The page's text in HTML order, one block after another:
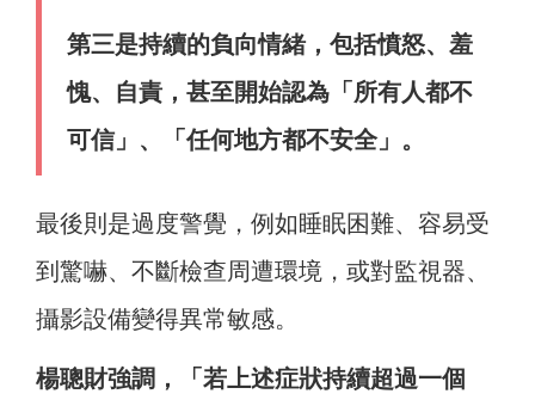
第三是持續的負向情緒，包括憤怒、羞
愧、自責，甚至開始認為「所有人都不
可信」、「任何地方都不安全」。
最後則是過度警覺，例如睡眠困難、容易受
到驚嚇、不斷檢查周遭環境，或對監視器、
攝影設備變得異常敏感。
楊聰財強調，「若上述症狀持續超過一個